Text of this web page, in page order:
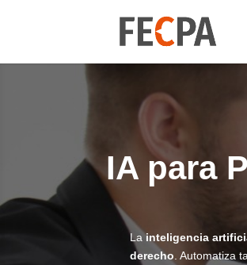
IA para
Lainteligencia
derecho . Automatiza